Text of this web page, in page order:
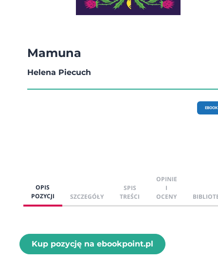
Mamuna
Helena Piecuch
EBOOK
OPIS
POZYCJI
SZCZEGÓŁY
SPIS
TREŚCI
OPINIE
I
OCENY
Kup pozycję na ebookpoint.pl